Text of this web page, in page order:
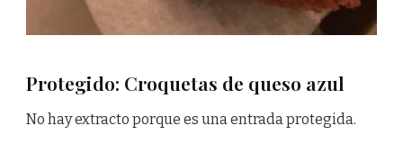
Protegido: Croquetas de queso azul
No hay extracto porque es una entrada protegida.